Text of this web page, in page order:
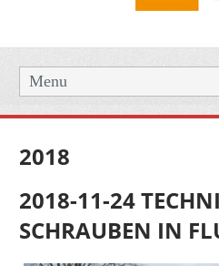
Menu
2018
2018-11-24
SCHRAUBEN IN